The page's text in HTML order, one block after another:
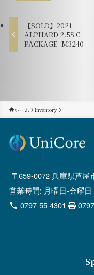
【SOLD】2021
ALPHARD 2.5S C
PACKAGE- M3240
ホーム inventory
659-0072 兵庫県芦屋
営業時間: 月曜日-金曜
0797-55-4301